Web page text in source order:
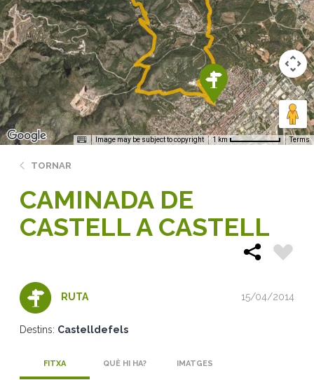
Image may be subject to copyright 1 km Terms
TORNAR
CAMINADA DE
CASTELL A CASTELL
RUTA 15/04/2014
Destins: Castelldefels
FITXA QUÈ HI HA? IMATGES